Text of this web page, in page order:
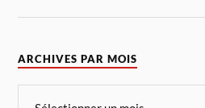
ARCHIVES PAR MOIS